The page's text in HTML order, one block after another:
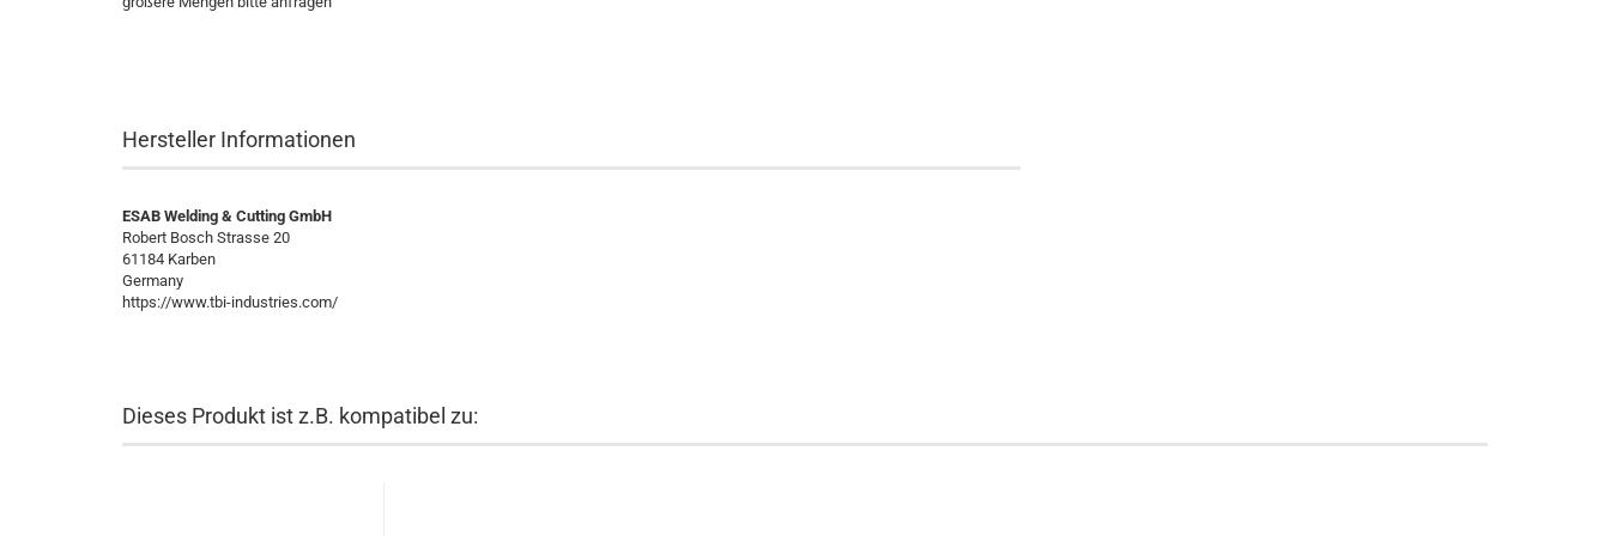
Hersteller Informationen
ESAB Welding & Cutting GmbH
Robert Bosch Strasse 20
61184 Karben
Germany
https://www.tbi-industries.com/
Dieses Produkt ist z.B. kompatibel zu: